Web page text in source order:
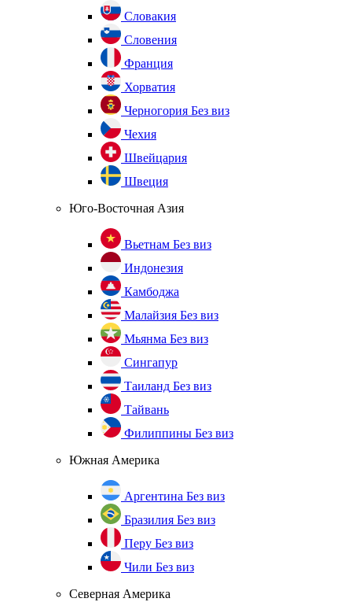
Словакия
Словения
Франция
Хорватия
Черногория Без виз
Чехия
Швейцария
Швеция
Юго-Восточная Азия
Вьетнам Без виз
Индонезия
Камбоджа
Малайзия Без виз
Мьянма Без виз
Сингапур
Таиланд Без виз
Тайвань
Филиппины Без виз
Южная Америка
Аргентина Без виз
Бразилия Без виз
Перу Без виз
Чили Без виз
Северная Америка